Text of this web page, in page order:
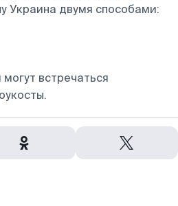
Украина двумя способами:
встречаться